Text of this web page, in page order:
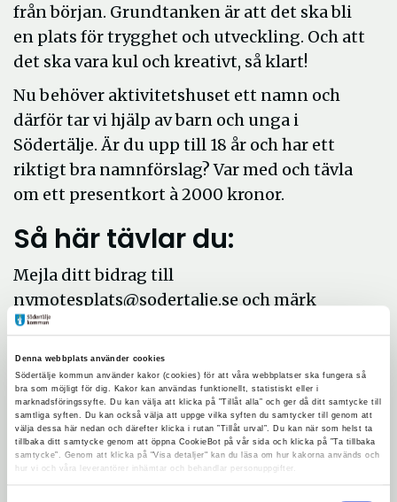
Denna webbplats använder cookies
Södertälje kommun använder kakor (cookies) för att våra webbplatser ska fungera så
bra som möjligt för dig. Kakor kan användas funktionellt, statistiskt eller i
marknadsföringssyfte. Du kan välja att klicka på ”Tillåt alla” och ger då ditt samtycke till
samtliga syften. Du kan också välja att uppge vilka syften du samtycker till genom att
välja dessa här nedan och därefter klicka i rutan ”Tillåt urval”. Du kan när som helst ta
tillbaka ditt samtycke genom att öppna CookieBot på vår sida och klicka på ”Ta tillbaka
samtycke”. Genom att klicka på "Visa detaljer" kan du läsa om hur kakorna används och
hur vi och våra leverantörer inhämtar och behandlar personuppgifter.
från början. Grundtanken är att det ska bli
en plats för trygghet och utveckling. Och att
det ska vara kul och kreativt, så klart!
Nu behöver aktivitetshuset ett namn och
därför tar vi hjälp av barn och unga i
Södertälje. Är du upp till 18 år och har ett
riktigt bra namnförslag? Var med och tävla
om ett presentkort à 2000 kronor.
Så här tävlar du:
Mejla ditt bidrag till
nymotesplats@sodertalje.se och märk
mejlet med ”Namntävling”. Glöm inte att
och din ålder.
Du kan också lämna in ditt bidrag på
Södertälje kommuns stadshus, i
kontaktcenter. Även här behöver du lämna